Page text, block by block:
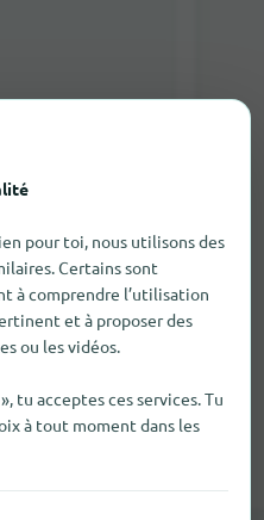
tant qu'invité, un e-
tu pourras activer
activé que le
notre site.
pour toi, nous utilisons des
Certains sont
à comprendre l’utilisation
et à proposer des
ou les vidéos.
tu acceptes ces services. Tu
à tout moment dans les